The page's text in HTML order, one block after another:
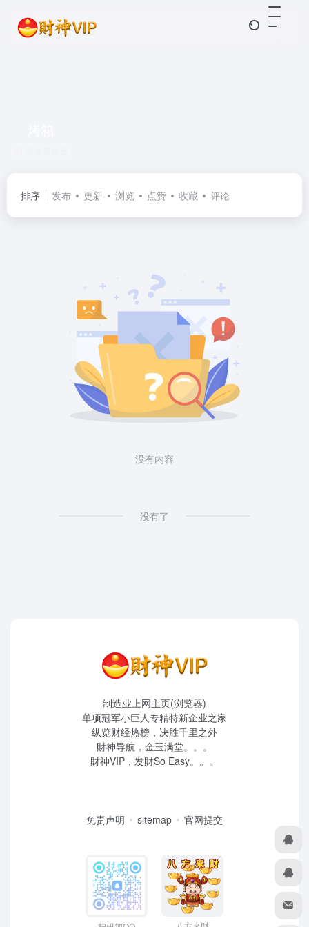
排序 发布 更新 浏览 点赞 收藏 评论
没有内容
没有了
制造业上网主页(浏览器)
单项冠军小巨人专精特新企业之家
纵览财经热榜，决胜千里之外
財神导航，金玉满堂。。。
財神VIP，发財So Easy。。。
免责声明 sitemap 官网提交